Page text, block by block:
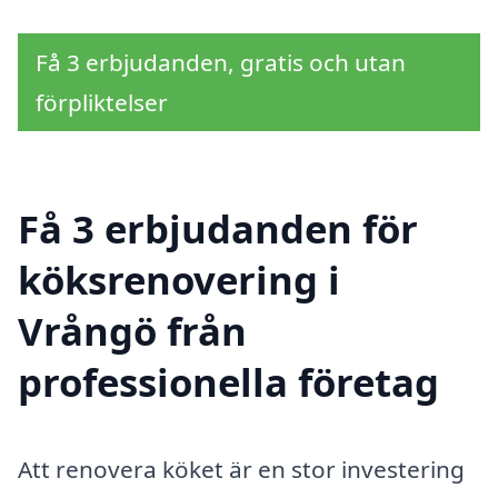
Få 3 erbjudanden, gratis och utan
förpliktelser
Få 3 erbjudanden för
köksrenovering i
Vrångö från
professionella företag
Att renovera köket är en stor investering